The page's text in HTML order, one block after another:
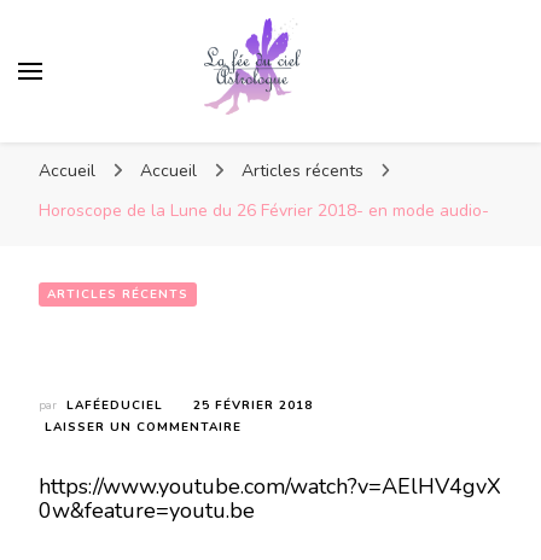
Accueil Accueil
Articles récents
Horoscope de la Lune du 26 Février 2018- en mode audio-
ARTICLES RÉCENTS
par LAFÉEDUCIEL
25 FÉVRIER 2018
LAISSER UN COMMENTAIRE
LA
LUNE
https://www.youtube.com/watch?v=AElHV4gvX
0w&feature=youtu.be